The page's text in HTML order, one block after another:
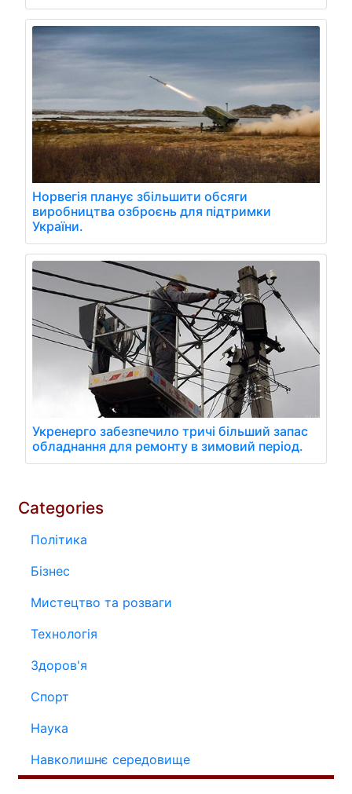
Норвегія планує збільшити обсяги
виробництва озброєнь для підтримки
України.
Укренерго забезпечило тричі більший запас
обладнання для ремонту в зимовий період.
Categories
Політика
Бізнес
Мистецтво та розваги
Технологія
Здоров'я
Спорт
Наука
Навколишнє середовище